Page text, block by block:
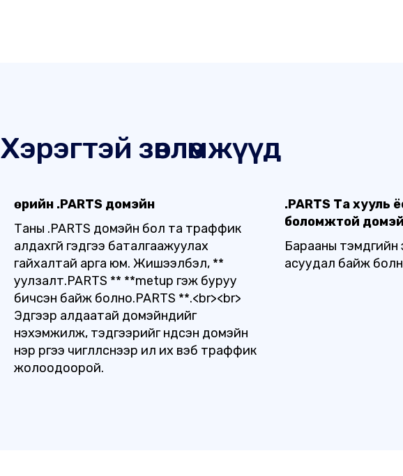
Хэрэгтэй зөвлөмжүүд
Өөрийн .PARTS домэйн
Таны .PARTS домэйн бол та траффик
алдахгүй гэдгээ баталгаажуулах
гайхалтай арга юм. Жишээлбэл, **
уулзалт.PARTS ** **metup гэж буруу
бичсэн байж болно.PARTS **.<br><br>
Эдгээр алдаатай домэйнүүдийг
нэхэмжилж, тэдгээрийг үндсэн домэйн
нэр рүүгээ чиглүүлснээр илүү их вэб траффик
жолоодоорой.
.PARTS Та хууль
боломжтой
Барааны тэмдгийн
асуудал байж